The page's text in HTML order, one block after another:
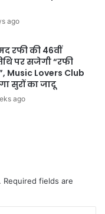
ago
रफी की 46वीं
पर सजेगी “रफी
Music Lovers Club
सुरों का जादू
ago
Required fields are